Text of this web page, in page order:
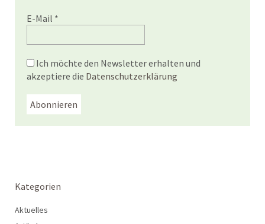
E-Mail *
Ich möchte den Newsletter erhalten und
akzeptiere die Datenschutzerklärung
Kategorien
Aktuelles